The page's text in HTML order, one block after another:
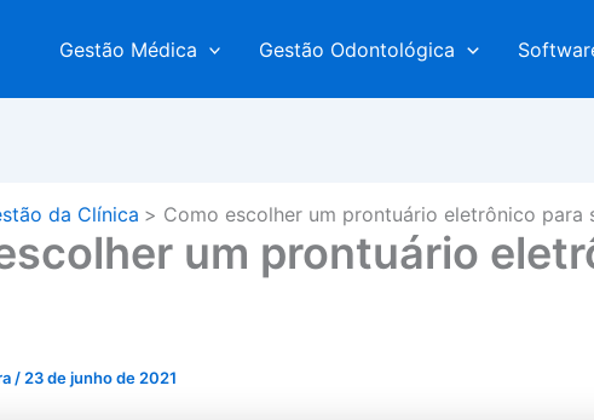
Gestão Médica Gestão Odontológica
da Clínica Como escolher um prontuário eletrônico para
um prontuário
/ 23 de junho de 2021